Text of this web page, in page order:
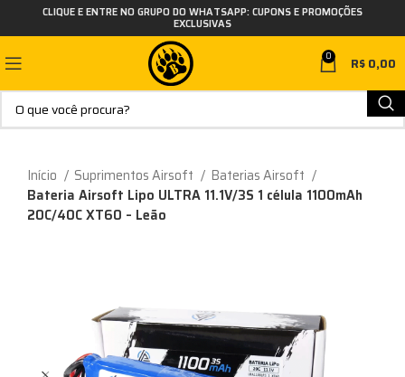
CLIQUE E ENTRE NO GRUPO DO WHATSAPP: CUPONS E PROMOÇÕES
EXCLUSIVAS
0 R$0,00
Início Suprimentos Airsoft
Baterias Airsoft
Bateria Airsoft Lipo ULTRA 11.1V/3S 1 célula 1100mAh
20C/40C XT60 – Leão